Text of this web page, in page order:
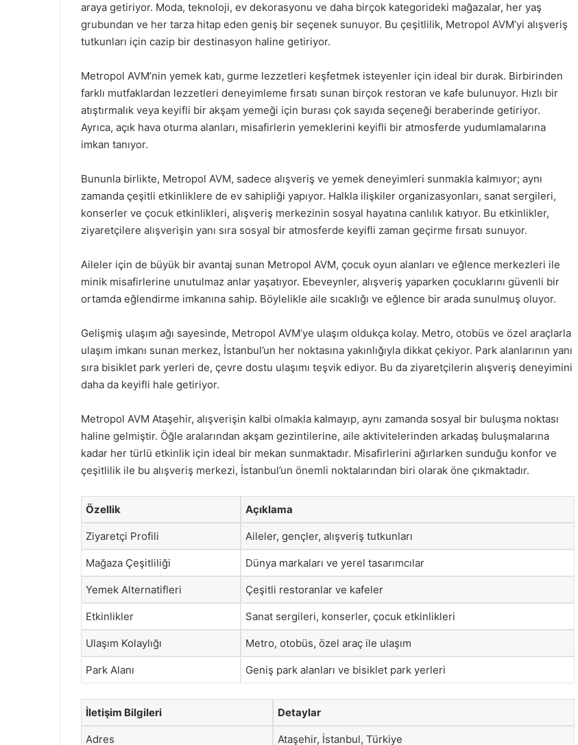
araya getiriyor. Moda, teknoloji, ev dekorasyonu ve daha birçok kategorideki mağazalar, her yaş
grubundan ve her tarza hitap eden geniş bir seçenek sunuyor. Bu çeşitlilik, Metropol AVM’yi alışveriş
tutkunları için cazip bir destinasyon haline getiriyor.
Metropol AVM’nin yemek katı, gurme lezzetleri keşfetmek isteyenler için ideal bir durak. Birbirinden
farklı mutfaklardan lezzetleri deneyimleme fırsatı sunan birçok restoran ve kafe bulunuyor. Hızlı bir
atıştırmalık veya keyifli bir akşam yemeği için burası çok sayıda seçeneği beraberinde getiriyor.
Ayrıca, açık hava oturma alanları, misafirlerin yemeklerini keyifli bir atmosferde yudumlamalarına
imkan tanıyor.
Bununla birlikte, Metropol AVM, sadece alışveriş ve yemek deneyimleri sunmakla kalmıyor; aynı
zamanda çeşitli etkinliklere de ev sahipliği yapıyor. Halkla ilişkiler organizasyonları, sanat sergileri,
konserler ve çocuk etkinlikleri, alışveriş merkezinin sosyal hayatına canlılık katıyor. Bu etkinlikler,
ziyaretçilere alışverişin yanı sıra sosyal bir atmosferde keyifli zaman geçirme fırsatı sunuyor.
Aileler için de büyük bir avantaj sunan Metropol AVM, çocuk oyun alanları ve eğlence merkezleri ile
minik misafirlerine unutulmaz anlar yaşatıyor. Ebeveynler, alışveriş yaparken çocuklarını güvenli bir
ortamda eğlendirme imkanına sahip. Böylelikle aile sıcaklığı ve eğlence bir arada sunulmuş oluyor.
Gelişmiş ulaşım ağı sayesinde, Metropol AVM’ye ulaşım oldukça kolay. Metro, otobüs ve özel araçlarla
ulaşım imkanı sunan merkez, İstanbul’un her noktasına yakınlığıyla dikkat çekiyor. Park alanlarının yanı
sıra bisiklet park yerleri de, çevre dostu ulaşımı teşvik ediyor. Bu da ziyaretçilerin alışveriş deneyimini
daha da keyifli hale getiriyor.
Metropol AVM Ataşehir, alışverişin kalbi olmakla kalmayıp, aynı zamanda sosyal bir buluşma noktası
haline gelmiştir. Öğle aralarından akşam gezintilerine, aile aktivitelerinden arkadaş buluşmalarına
kadar her türlü etkinlik için ideal bir mekan sunmaktadır. Misafirlerini ağırlarken sunduğu konfor ve
çeşitlilik ile bu alışveriş merkezi, İstanbul’un önemli noktalarından biri olarak öne çıkmaktadır.
Özellik Açıklama
Ziyaretçi Profili Aileler, gençler, alışveriş tutkunları
Mağaza Çeşitliliği Dünya markaları ve yerel tasarımcılar
Yemek Alternatifleri Çeşitli restoranlar ve kafeler
Etkinlikler Sanat sergileri, konserler, çocuk etkinlikleri
Ulaşım Kolaylığı Metro, otobüs, özel araç ile ulaşım
Park Alanı Geniş park alanları ve bisiklet park yerleri
İletişim Bilgileri Detaylar
Adres Ataşehir, İstanbul, Türkiye